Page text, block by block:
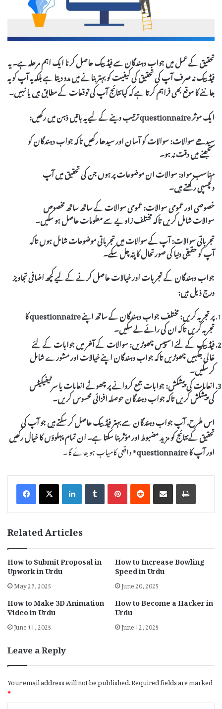
تحقیق کے عمل میں جواب دہندگان سے فیڈبیک حاصل کرنا ایک اہم مرحلہ ہے۔ یہ
فیڈبیک نہ صرف آپ کی تحقیق کی کیفیت کو بہتر بنانے میں مدد دیتا ہے بلکہ یہ آپ کو یہ
جاننے کا موقع بھی فراہم کرتا ہے کہ کیا نتائج آپ کی توقعات کے مطابق ہیں یا نہیں۔
ایک موثرquestionnaireترتیب دینے کے لیے یہ باتیں ذہن میں رکھیں:
سیدھے سوالات:سوالات کو آسان اور سیدھا رکھیں تاکہ جواب دہندگان کو
سمجھنے میں دقت نہ ہو۔
مناسب مواد:سوالات ان موضوعات پر ہوں جن کی تحقیق میں آپ
دلچسپی رکھتے ہیں۔
خصوصی اور عمومی سوالات:عمومی سوالات کے ساتھ ساتھ مخصوص
سوالات شامل کریں تاکہ مختلف زاویے سے معلومات حاصل ہو سکیں۔
تجرباتی سوالات:آپ کے سوالات میں تجرباتی موضوعات شامل ہوں تاکہ
آپ کو حقیقی دنیا کی صورتحال کا پتہ چل سکے۔
جواب دہندگان کے تجربات اور خیالات حاصل کرنے کے لیے کچھ اضافی تجاویز
درج ذیل ہیں:
پر تجربہ کریں:مختلف جواب دہندگان کے ساتھ اپنےquestionnaireکا
تجربہ کریں تاکہ ان کی رائے لے سکیں۔
فیڈبیک کے لئے اسپیس چھوڑیں:سوالات کے آخر میں جوابات کے لئے
خالی جگہیں چھوڑیں تاکہ جواب دہندگان اپنے خیالات اور مشورے شامل
کر سکیں۔
انعامات کی پیشکش:جوابات جمع کروانے پر چھوٹے انعامات یا سرٹیفیکیٹس
کی پیشکش کریں تاکہ جواب دہندگان حوصلہ افزائی محسوس کریں۔
اس طرح، آپ جواب دہندگان سے بہتر فیڈبیک حاصل کر سکتے ہیں جو آپ کی
تحقیق کے نتائج کو مزید مضبوط اور مؤثر بنا سکتا ہے۔ ان تمام پہلوؤں کا خیال رکھیں
اور آپ کاquestionnaire* واقعی کامیاب ہو جائے گا۔
LinkedInTumblrPinterestReddit Share via Email Print
Related Articles
How to Submit Proposal in
Upwork in Urdu
May 27, 2025
How to Increase Bowling
Speed in Urdu
June 20, 2025
How to Make 3D Animation
Video in Urdu
June 11, 2025
How to Become a Hacker in
Urdu
June 12, 2025
Leave a Reply
Your email address will not be published.Required fields are marked
*